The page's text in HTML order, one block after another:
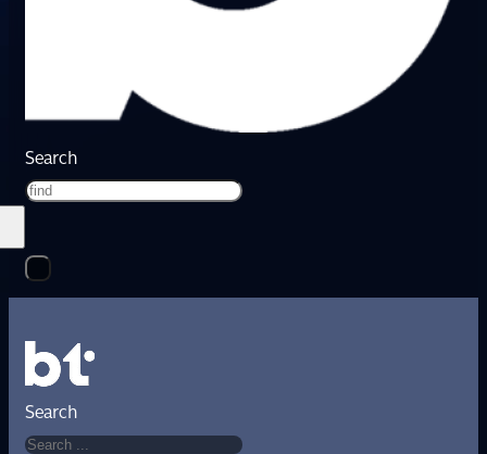
Search
Search